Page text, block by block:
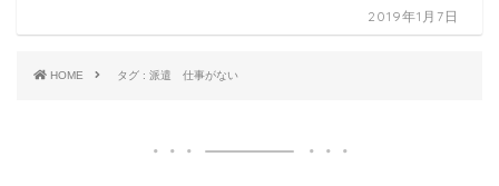
2019年1月7日
HOME タグ : 派遣 仕事がない